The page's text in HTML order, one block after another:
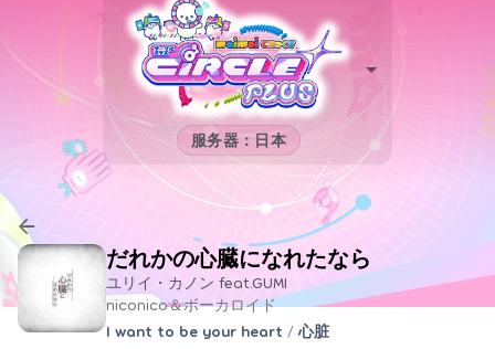
服务器：日本
だれかの心臓になれたなら
ユリイ・カノン feat.GUMI
niconico＆ボーカロイド
I want to be your heart / 心脏